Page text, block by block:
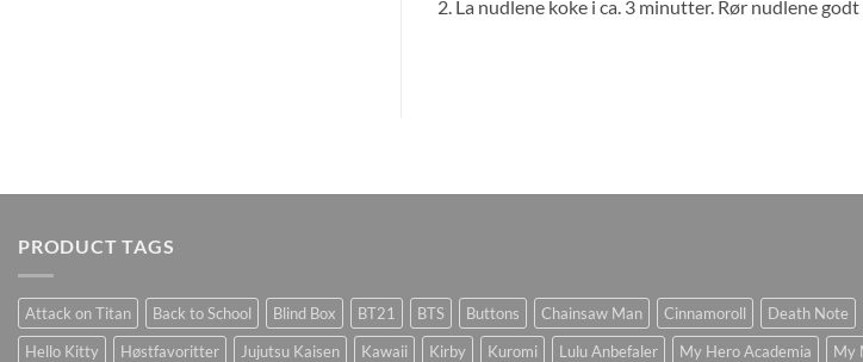
2. La nudlene koke i ca. 3 minutter. Rør nudlene
PRODUCT TAGS
Attack on Titan Back to School Blind Box BT21 BTS Buttons Chainsaw Man Cinnamoroll Death Note
Hello Kitty
Høstfavoritter Jujutsu Kaisen Kawaii Kirby Kuromi Lulu Anbefaler My Hero Academia My